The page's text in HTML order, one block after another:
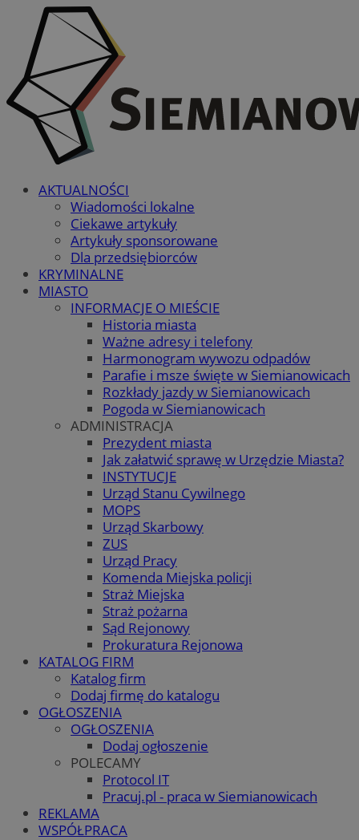
AKTUALNOŚCI
Wiadomości lokalne
Ciekawe artykuły
Artykuły sponsorowane
Dla przedsiębiorców
KRYMINALNE
MIASTO
INFORMACJE O MIEŚCIE
Historia miasta
Ważne adresy i telefony
Harmonogram wywozu odpadów
Parafie i msze święte w Siemianowicach
Rozkłady jazdy w Siemianowicach
Pogoda w Siemianowicach
ADMINISTRACJA
Prezydent miasta
Jak załatwić sprawę w Urzędzie Miasta?
INSTYTUCJE
Urząd Stanu Cywilnego
MOPS
Urząd Skarbowy
ZUS
Urząd Pracy
Komenda Miejska policji
Straż Miejska
Straż pożarna
Sąd Rejonowy
Prokuratura Rejonowa
KATALOG FIRM
Katalog firm
Dodaj firmę do katalogu
OGŁOSZENIA
OGŁOSZENIA
Dodaj ogłoszenie
POLECAMY
Protocol IT
Pracuj.pl - praca w Siemianowicach
REKLAMA
WSPÓŁPRACA